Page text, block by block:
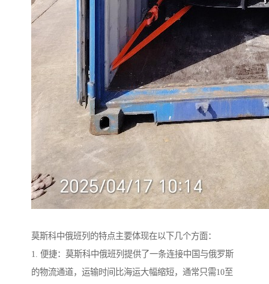
莫斯科中俄班列的特点主要体现在以下几个方面：
1. 便捷：莫斯科中俄班列提供了一条连接中国与俄罗斯
的物流通道，运输时间比海运大幅缩短，通常只需10至